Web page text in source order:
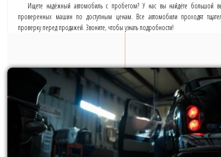
Ищете надёжный автомобиль с пробегом? У нас вы найдёте большой
проверенных машин по доступным ценам. Все автомобили проходят
проверку перед продажей. Звоните, чтобы узнать подробности!